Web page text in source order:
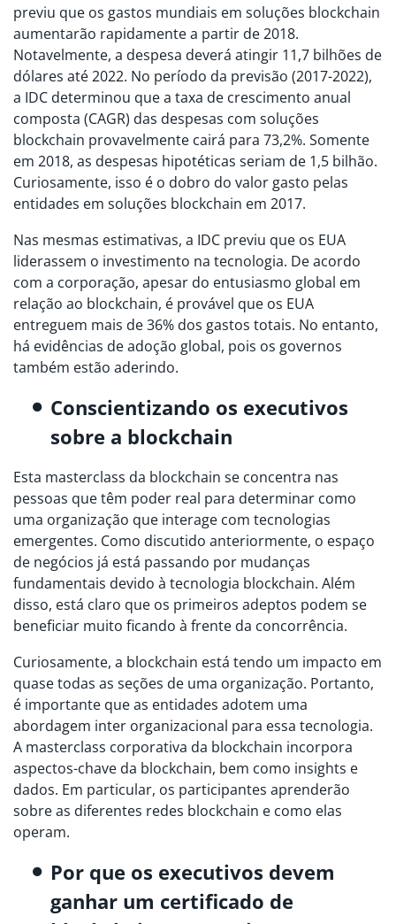
previu que os gastos mundiais em soluções blockchain
aumentarão rapidamente a partir de 2018.
Notavelmente, a despesa deverá atingir 11,7 bilhões de
dólares até 2022. No período da previsão (2017-2022),
a IDC determinou que a taxa de crescimento anual
composta (CAGR) das despesas com soluções
blockchain provavelmente cairá para 73,2%. Somente
em 2018, as despesas hipotéticas seriam de 1,5 bilhão.
Curiosamente, isso é o dobro do valor gasto pelas
entidades em soluções blockchain em 2017.
Nas mesmas estimativas, a IDC previu que os EUA
liderassem o investimento na tecnologia. De acordo
com a corporação, apesar do entusiasmo global em
relação ao blockchain, é provável que os EUA
entreguem mais de 36% dos gastos totais. No entanto,
há evidências de adoção global, pois os governos
também estão aderindo.
Conscientizando os executivos
sobre a blockchain
Esta masterclass da blockchain se concentra nas
pessoas que têm poder real para determinar como
uma organização que interage com tecnologias
emergentes. Como discutido anteriormente, o espaço
de negócios já está passando por mudanças
fundamentais devido à tecnologia blockchain. Além
disso, está claro que os primeiros adeptos podem se
beneficiar muito ficando à frente da concorrência.
Curiosamente, a blockchain está tendo um impacto em
quase todas as seções de uma organização. Portanto,
é importante que as entidades adotem uma
abordagem inter organizacional para essa tecnologia.
A masterclass corporativa da blockchain incorpora
aspectos-chave da blockchain, bem como insights e
dados. Em particular, os participantes aprenderão
sobre as diferentes redes blockchain e como elas
operam.
Por que os executivos devem
ganhar um certificado de